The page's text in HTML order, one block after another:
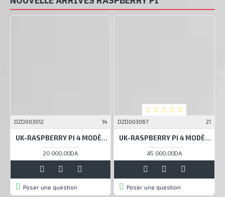
DZD003012 14
UK-RASPBERRY PI 4 MODÈLE B, SOC BCM2711, RAM 1GO DDR4, USB 3.0, POE
20 000,00DA
Poser une question
DZD003067 21
UK-RASPBERRY PI 4 MODÈLE B, SOC BCM2711, RAM 4GO DDR4, USB 3.0, POE
45 000,00DA
Poser une question